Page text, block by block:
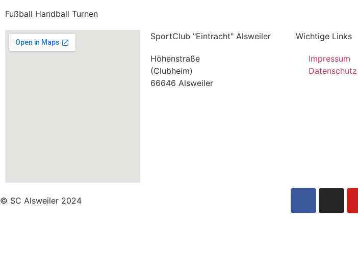
Fußball Handball Turnen
SportClub "Eintracht" Alsweiler
Höhenstraße
(Clubheim)
66646 Alsweiler
Wichtige Links
Impressum
Datenschutz
© SC Alsweiler 2024